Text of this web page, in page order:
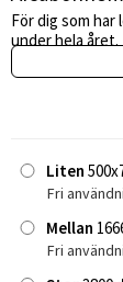
För dig som har
under hela året.
Liten
Fri
Mellan
Fri